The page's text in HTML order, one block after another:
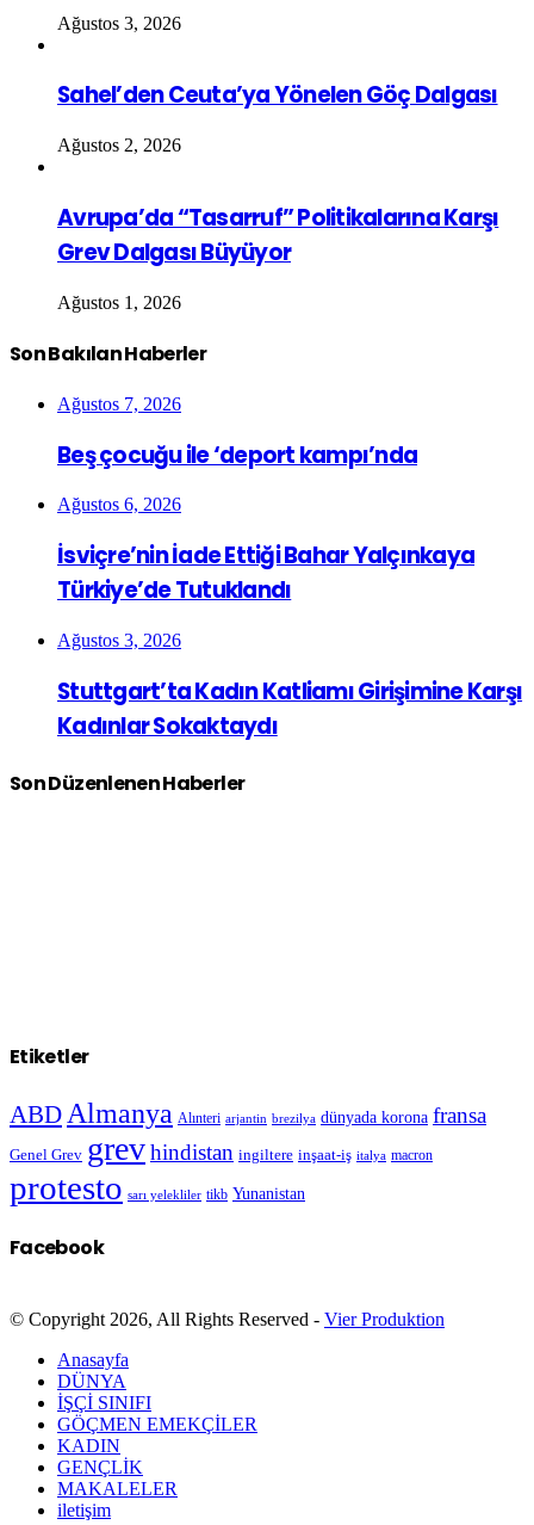
Ağustos 3, 2026
Sahel’den Ceuta’ya Yönelen Göç Dalgası
Ağustos 2, 2026
Avrupa’da “Tasarruf” Politikalarına Karşı
Grev Dalgası Büyüyor
Ağustos 1, 2026
Son Bakılan Haberler
Ağustos 7, 2026
Beş çocuğu ile ‘deport kampı’nda
Ağustos 6, 2026
İsviçre’nin İade Ettiği Bahar Yalçınkaya
Türkiye’de Tutuklandı
Ağustos 3, 2026
Stuttgart’ta Kadın Katliamı Girişimine Karşı
Kadınlar Sokaktaydı
Son Düzenlenen Haberler
Etiketler
ABD Almanya Alınteri arjantin brezilya dünyada korona fransa
Genel Grev grevhindistan ingiltere inşaat-iş italya macron
protesto sarı yelekliler tikb Yunanistan
Facebook
© Copyright 2026, All Rights Reserved - Vier Produktion
Anasayfa
DÜNYA
İŞÇİ SINIFI
GÖÇMEN EMEKÇİLER
KADIN
GENÇLİK
MAKALELER
iletişim